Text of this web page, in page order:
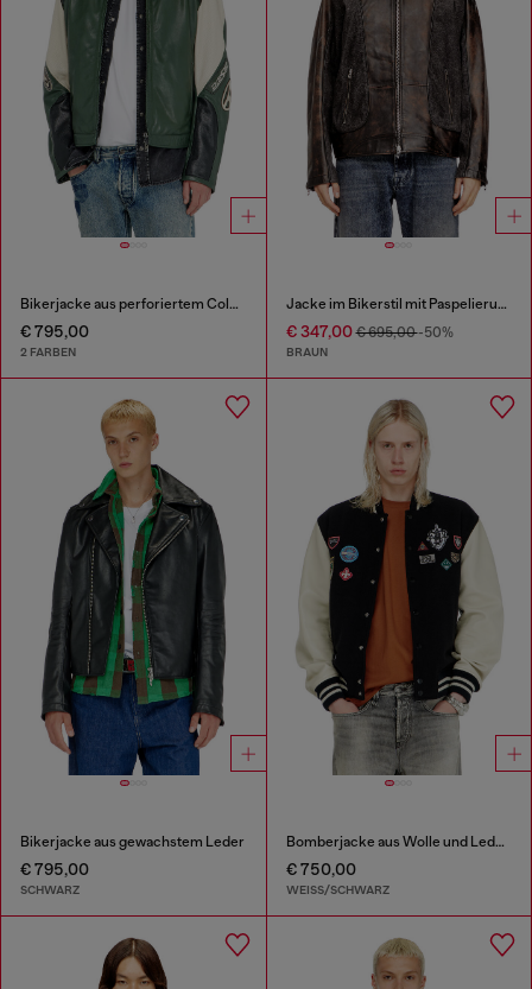
Bikerjacke aus perforiertem Colour-Block-Leder
€ 795,00
2 FARBEN
Jacke im Bikerstil mit Paspelierung aus Leder und Denim
€ 347,00€ 695,00-50%
BRAUN
Bikerjacke aus gewachstem Leder
€ 795,00
SCHWARZ
Bomberjacke aus Wolle und Leder mit Patches
€ 750,00
WEISS/SCHWARZ